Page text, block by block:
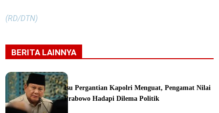
(RD/DTN)
BERITA LAINNYA
Isu Pergantian Kapolri Menguat, Pengamat Nilai
Prabowo Hadapi Dilema Politik